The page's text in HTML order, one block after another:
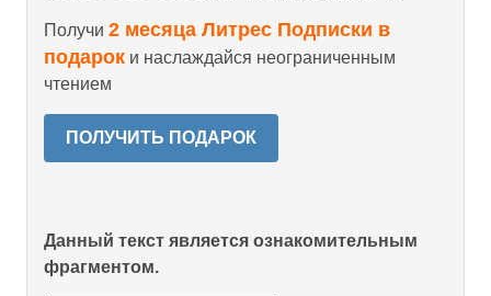
Получи 2 месяца Литрес Подписки в
подарок и наслаждайся неограниченным
чтением
ПОЛУЧИТЬ ПОДАРОК
Данный текст является ознакомительным
фрагментом.